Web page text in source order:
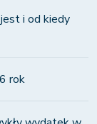
i od kiedy
rok